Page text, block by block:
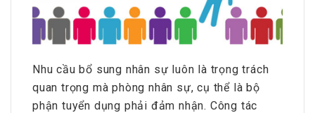
Nhu cầu bổ sung nhân sự luôn là trọng trách
quan trọng mà phòng nhân sự, cụ thể là bộ
phận tuyển dụng phải đảm nhận. Công tác